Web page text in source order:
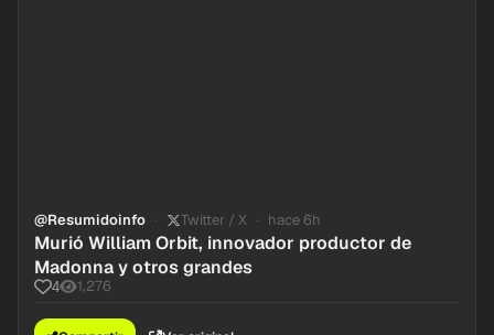
@Resumidoinfo Twitter / X hace 6h
Murió William Orbit, innovador productor de
Madonna y otros grandes
4 1,276